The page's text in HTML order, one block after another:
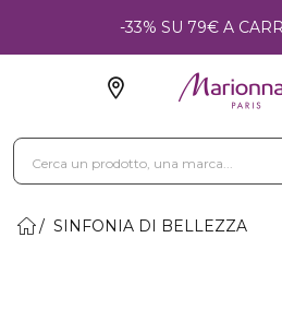
-33% SU 79€ A
SINFONIA DI BELLEZZA